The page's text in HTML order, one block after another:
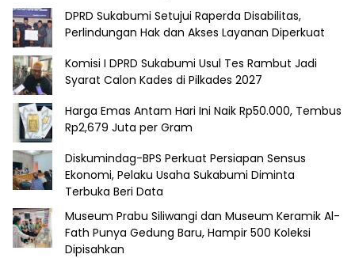
DPRD Sukabumi Setujui Raperda Disabilitas,
Perlindungan Hak dan Akses Layanan Diperkuat
Komisi I DPRD Sukabumi Usul Tes Rambut Jadi
Syarat Calon Kades di Pilkades 2027
Harga Emas Antam Hari Ini Naik Rp50.000, Tembus
Rp2,679 Juta per Gram
Diskumindag-BPS Perkuat Persiapan Sensus
Ekonomi, Pelaku Usaha Sukabumi Diminta
Terbuka Beri Data
Museum Prabu Siliwangi dan Museum Keramik Al-
Fath Punya Gedung Baru, Hampir 500 Koleksi
Dipisahkan